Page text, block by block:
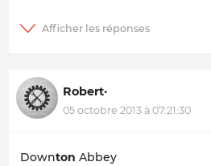
Robert·
05 octobre 2013 à 07:21:30
Downton Abbey